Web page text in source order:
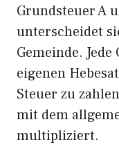
Grundsteuer A
unterscheidet
Gemeinde.
eigenen
Steuer zu
mit dem
multipliziert.